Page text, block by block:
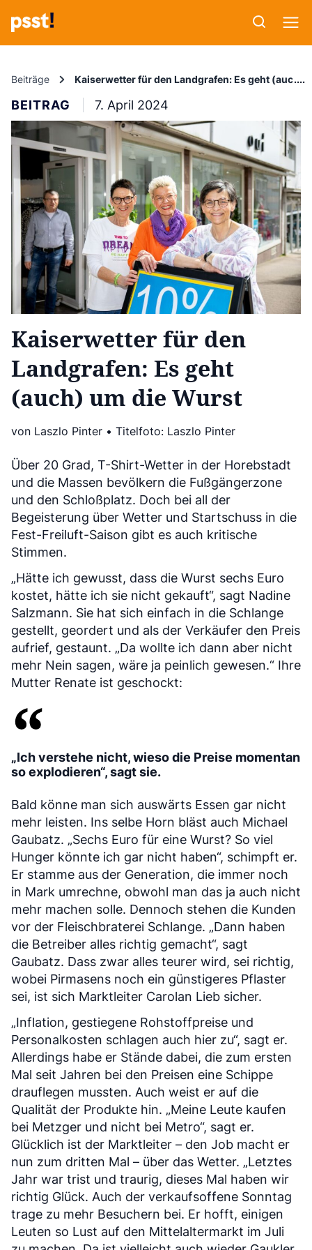
Beiträge Kaiserwetter für den Landgrafen: Es geht (auch)
BEITRAG 7. April 2024
Kaiserwetter für den
Landgrafen: Es geht
(auch) um die Wurst
von Laszlo Pinter • Titelfoto: Laszlo Pinter
Über 20 Grad, T-Shirt-Wetter in der Horebstadt
und die Massen bevölkern die Fußgängerzone
und den Schloßplatz. Doch bei all der
Begeisterung über Wetter und Startschuss in die
Fest-Freiluft-Saison gibt es auch kritische
Stimmen.
„Hätte ich gewusst, dass die Wurst sechs Euro
kostet, hätte ich sie nicht gekauft“, sagt Nadine
Salzmann. Sie hat sich einfach in die Schlange
gestellt, geordert und als der Verkäufer den Preis
aufrief, gestaunt. „Da wollte ich dann aber nicht
mehr Nein sagen, wäre ja peinlich gewesen.“ Ihre
Mutter Renate ist geschockt:
„Ich verstehe nicht, wieso die Preise momentan
so explodieren“, sagt sie.
Bald könne man sich auswärts Essen gar nicht
mehr leisten. Ins selbe Horn bläst auch Michael
Gaubatz. „Sechs Euro für eine Wurst? So viel
Hunger könnte ich gar nicht haben“, schimpft er.
Er stamme aus der Generation, die immer noch
in Mark umrechne, obwohl man das ja auch nicht
mehr machen solle. Dennoch stehen die Kunden
vor der Fleischbraterei Schlange. „Dann haben
die Betreiber alles richtig gemacht“, sagt
Gaubatz. Dass zwar alles teurer wird, sei richtig,
wobei Pirmasens noch ein günstigeres Pflaster
sei, ist sich Marktleiter Carolan Lieb sicher.
„Inflation, gestiegene Rohstoffpreise und
Personalkosten schlagen auch hier zu“, sagt er.
Allerdings habe er Stände dabei, die zum ersten
Mal seit Jahren bei den Preisen eine Schippe
drauflegen mussten. Auch weist er auf die
Qualität der Produkte hin. „Meine Leute kaufen
bei Metzger und nicht bei Metro“, sagt er.
Glücklich ist der Marktleiter – den Job macht er
nun zum dritten Mal – über das Wetter. „Letztes
Jahr war trist und traurig, dieses Mal haben wir
richtig Glück. Auch der verkaufsoffene Sonntag
trage zu mehr Besuchern bei. Er hofft, einigen
Leuten so Lust auf den Mittelaltermarkt im Juli